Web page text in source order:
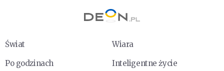
Świat
Wiara
Po godzinach
Inteligentne życie